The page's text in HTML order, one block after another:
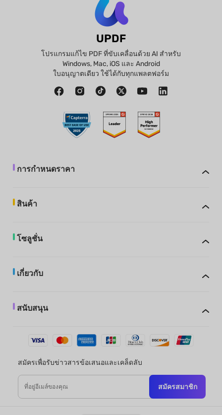
UPDF
โปรแกรมแก้ไข PDF ที่ขับเคลื่อนด้วย AI สำหรับ
Windows, Mac, iOS และ Android
ใบอนุญาตเดียว ใช้ได้กับทุกแพลตฟอร์ม
การกำหนดราคา
สินค้า
โซลูชั่น
เกี่ยวกับ
สนับสนุน
สมัครเพื่อรับข่าวสารข้อเสนอและเคล็ดลับ
สมัครสมาชิก